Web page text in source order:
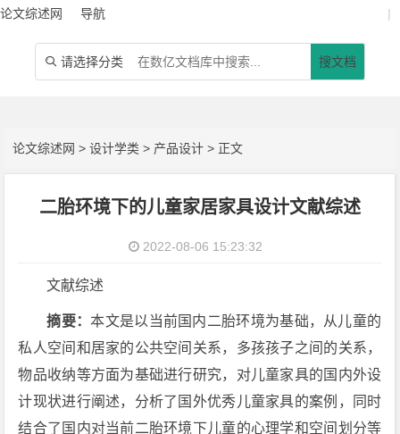
论文综述网 导航 |
 请选择分类 搜文档
论文综述网 >设计学类 > 产品设计 > 正文
二胎环境下的儿童家居家具设计文献综述
2022-08-06 15:23:32
文献综述
摘要：本文是以当前国内二胎环境为基础，从儿童的
私人空间和居家的公共空间关系，多孩孩子之间的关系，
物品收纳等方面为基础进行研究，对儿童家具的国内外设
计现状进行阐述，分析了国外优秀儿童家具的案例，同时
结合了国内对当前二胎环境下儿童的心理学和空间划分等